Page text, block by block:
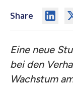
Share
Eine neue
bei den
Wachstum